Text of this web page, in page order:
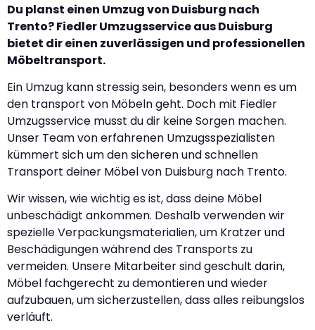
Du planst einen Umzug von Duisburg nach
Trento? Fiedler Umzugsservice aus Duisburg
bietet dir einen zuverlässigen und professionellen
Möbeltransport.
Ein Umzug kann stressig sein, besonders wenn es um
den transport von Möbeln geht. Doch mit Fiedler
Umzugsservice musst du dir keine Sorgen machen.
Unser Team von erfahrenen Umzugsspezialisten
kümmert sich um den sicheren und schnellen
Transport deiner Möbel von Duisburg nach Trento.
Wir wissen, wie wichtig es ist, dass deine Möbel
unbeschädigt ankommen. Deshalb verwenden wir
spezielle Verpackungsmaterialien, um Kratzer und
Beschädigungen während des Transports zu
vermeiden. Unsere Mitarbeiter sind geschult darin,
Möbel fachgerecht zu demontieren und wieder
aufzubauen, um sicherzustellen, dass alles reibungslos
verläuft.